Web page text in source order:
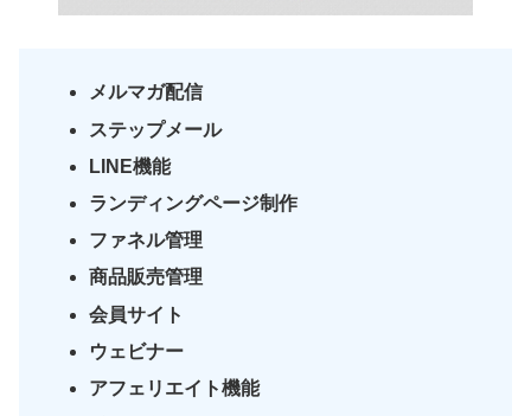
メルマガ配信
ステップメール
LINE機能
ランディングページ制作
ファネル管理
商品販売管理
会員サイト
ウェビナー
アフェリエイト機能